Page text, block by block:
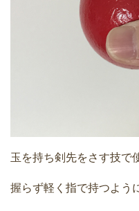
玉を持ち剣先をさす技で
握らず軽く指で持つよう